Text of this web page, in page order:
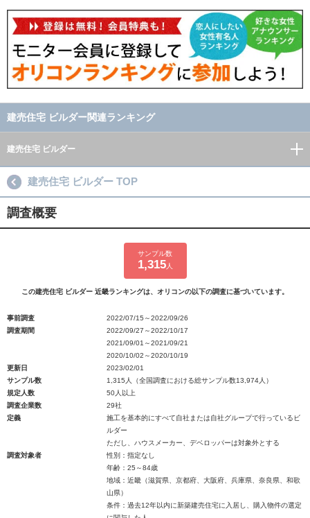
建売住宅 ビルダー関連ランキング
建売住宅 ビルダー
建売住宅 ビルダー TOP
調査概要
サンプル数
1,315人
この建売住宅 ビルダー 近畿ランキングは、オリコンの以下の調査に基づいています。
事前調査
2022/07/15～2022/09/26
調査期間
2022/09/27～2022/10/17
2021/09/01～2021/09/21
2020/10/02～2020/10/19
更新日
2023/02/01
サンプル数
1,315人（全国調査における総サンプル数13,974人）
規定人数
50人以上
調査企業数
29社
定義
施工を基本的にすべて自社または自社グループで行っているビ
ルダー
ただし、ハウスメーカー、デベロッパーは対象外とする
調査対象者
性別：指定なし
年齢：25～84歳
地域：近畿（滋賀県、京都府、大阪府、兵庫県、奈良県、和歌
山県）
条件：過去12年以内に新築建売住宅に入居し、購入物件の選定